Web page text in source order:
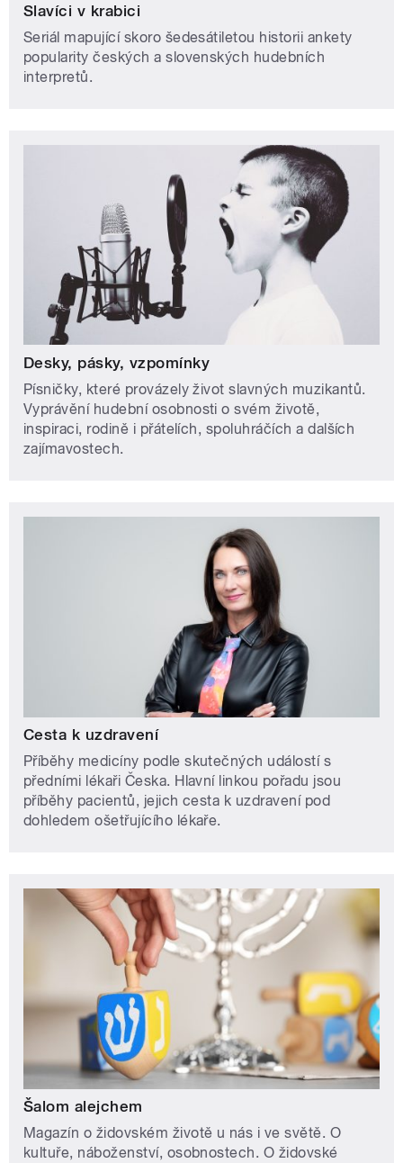
Slavíci v krabici
Seriál mapující skoro šedesátiletou historii ankety
popularity českých a slovenských hudebních
interpretů.
Desky, pásky, vzpomínky
Písničky, které provázely život slavných muzikantů.
Vyprávění hudební osobnosti o svém životě,
inspiraci, rodině i přátelích, spoluhráčích a dalších
zajímavostech.
Cesta k uzdravení
Příběhy medicíny podle skutečných událostí s
předními lékaři Česka. Hlavní linkou pořadu jsou
příběhy pacientů, jejich cesta k uzdravení pod
dohledem ošetřujícího lékaře.
Šalom alejchem
Magazín o židovském životě u nás i ve světě. O
kultuře, náboženství, osobnostech. O židovské